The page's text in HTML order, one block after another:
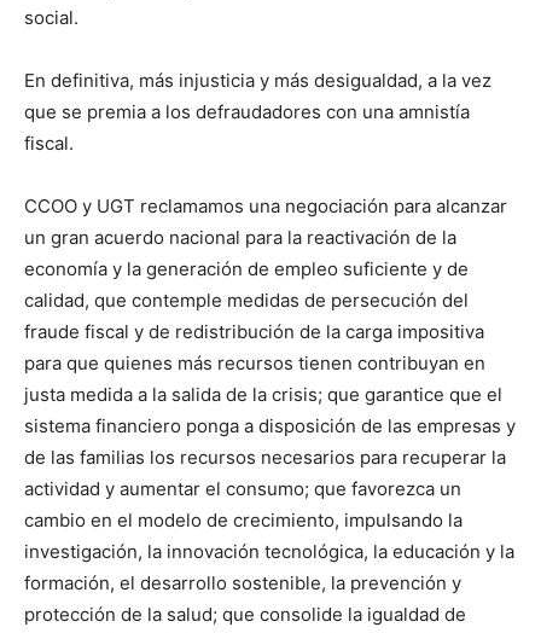
social.
En definitiva, más injusticia y más desigualdad, a la vez
que se premia a los defraudadores con una amnistía
fiscal.
CCOO y UGT reclamamos una negociación para alcanzar
un gran acuerdo nacional para la reactivación de la
economía y la generación de empleo suficiente y de
calidad, que contemple medidas de persecución del
fraude fiscal y de redistribución de la carga impositiva
para que quienes más recursos tienen contribuyan en
justa medida a la salida de la crisis; que garantice que el
sistema financiero ponga a disposición de las empresas y
de las familias los recursos necesarios para recuperar la
actividad y aumentar el consumo; que favorezca un
cambio en el modelo de crecimiento, impulsando la
investigación, la innovación tecnológica, la educación y la
formación, el desarrollo sostenible, la prevención y
protección de la salud; que consolide la igualdad de